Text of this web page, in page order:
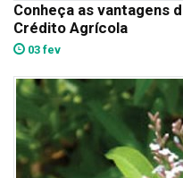
Conheça as vantagens
Crédito Agrícola
03 fev